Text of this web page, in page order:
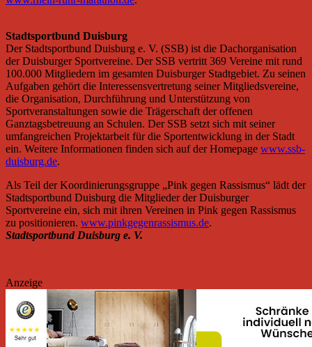
Stadtsportbund Duisburg
Der Stadtsportbund Duisburg e. V. (SSB) ist die Dachorganisation
der Duisburger Sportvereine. Der SSB vertritt 369 Vereine mit rund
100.000 Mitgliedern im gesamten Duisburger Stadtgebiet. Zu seinen
Aufgaben gehört die Interessensvertretung seiner Mitgliedsvereine,
die Organisation, Durchführung und Unterstützung von
Sportveranstaltungen sowie die Trägerschaft der offenen
Ganztagsbetreuung an Schulen. Der SSB setzt sich mit seiner
umfangreichen Projektarbeit für die Sportentwicklung in der Stadt
ein. Weitere Informationen finden sich auf der Homepage www.ssb-
duisburg.de.
Als Teil der Koordinierungsgruppe „Pink gegen Rassismus“ lädt der
Stadtsportbund Duisburg die Mitglieder der Duisburger
Sportvereine ein, sich mit ihren Vereinen in Pink gegen Rassismus
zu positionieren. www.pinkgegenrassismus.de.
Stadtsportbund Duisburg e. V.
Anzeige